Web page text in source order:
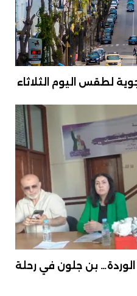
لطقس اليوم الثلاثاء
بن جلون في رحلة